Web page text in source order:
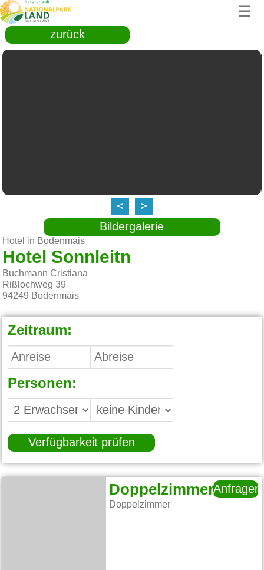
☰
zurück
< >
Bildergalerie
Hotel in Bodenmais
Hotel Sonnleitn
Buchmann Cristiana
Rißlochweg 39
94249 Bodenmais
Zeitraum:
Personen:
Verfügbarkeit prüfen
Doppelzimmer
Doppelzimmer
Anfragen